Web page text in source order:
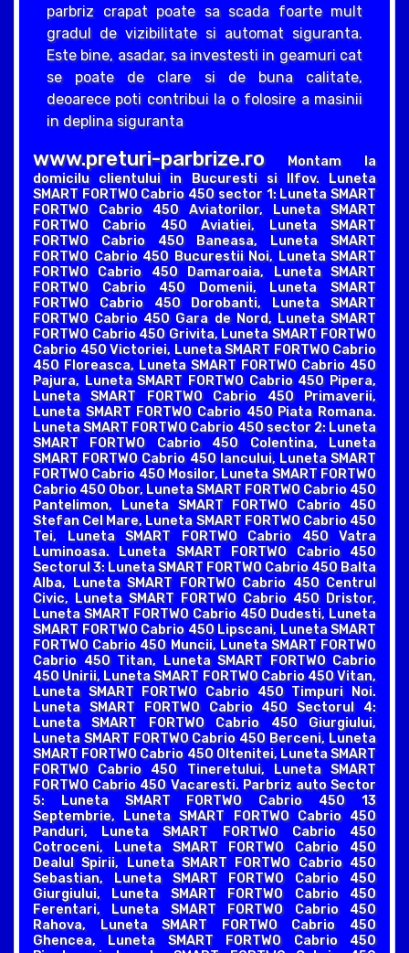
parbriz crapat poate sa scada foarte mult
gradul de vizibilitate si automat siguranta.
Este bine, asadar, sa investesti in geamuri cat
se poate de clare si de buna calitate,
deoarece poti contribui la o folosire a masinii
in deplina siguranta
www.preturi-parbrize.roMontam la
domicilu clientului in Bucuresti si Ilfov. Luneta
SMART FORTWO Cabrio 450 sector 1: Luneta SMART
FORTWO Cabrio 450 Aviatorilor, Luneta SMART
FORTWO Cabrio 450 Aviatiei, Luneta SMART
FORTWO Cabrio 450 Baneasa, Luneta SMART
FORTWO Cabrio 450 Bucurestii Noi, Luneta SMART
FORTWO Cabrio 450 Damaroaia, Luneta SMART
FORTWO Cabrio 450 Domenii, Luneta SMART
FORTWO Cabrio 450 Dorobanti, Luneta SMART
FORTWO Cabrio 450 Gara de Nord, Luneta SMART
FORTWO Cabrio 450 Grivita, Luneta SMART FORTWO
Cabrio 450 Victoriei, Luneta SMART FORTWO Cabrio
450 Floreasca, Luneta SMART FORTWO Cabrio 450
Pajura, Luneta SMART FORTWO Cabrio 450 Pipera,
Luneta SMART FORTWO Cabrio 450 Primaverii,
Luneta SMART FORTWO Cabrio 450 Piata Romana.
Luneta SMART FORTWO Cabrio 450 sector 2: Luneta
SMART FORTWO Cabrio 450 Colentina, Luneta
SMART FORTWO Cabrio 450 Iancului, Luneta SMART
FORTWO Cabrio 450 Mosilor, Luneta SMART FORTWO
Cabrio 450 Obor, Luneta SMART FORTWO Cabrio 450
Pantelimon, Luneta SMART FORTWO Cabrio 450
Stefan Cel Mare, Luneta SMART FORTWO Cabrio 450
Tei, Luneta SMART FORTWO Cabrio 450 Vatra
Luminoasa. Luneta SMART FORTWO Cabrio 450
Sectorul 3: Luneta SMART FORTWO Cabrio 450 Balta
Alba, Luneta SMART FORTWO Cabrio 450 Centrul
Civic, Luneta SMART FORTWO Cabrio 450 Dristor,
Luneta SMART FORTWO Cabrio 450 Dudesti, Luneta
SMART FORTWO Cabrio 450 Lipscani, Luneta SMART
FORTWO Cabrio 450 Muncii, Luneta SMART FORTWO
Cabrio 450 Titan, Luneta SMART FORTWO Cabrio
450 Unirii, Luneta SMART FORTWO Cabrio 450 Vitan,
Luneta SMART FORTWO Cabrio 450 Timpuri Noi.
Luneta SMART FORTWO Cabrio 450 Sectorul 4:
Luneta SMART FORTWO Cabrio 450 Giurgiului,
Luneta SMART FORTWO Cabrio 450 Berceni, Luneta
SMART FORTWO Cabrio 450 Oltenitei, Luneta SMART
FORTWO Cabrio 450 Tineretului, Luneta SMART
FORTWO Cabrio 450 Vacaresti. Parbriz auto Sector
5: Luneta SMART FORTWO Cabrio 450 13
Septembrie, Luneta SMART FORTWO Cabrio 450
Panduri, Luneta SMART FORTWO Cabrio 450
Cotroceni, Luneta SMART FORTWO Cabrio 450
Dealul Spirii, Luneta SMART FORTWO Cabrio 450
Sebastian, Luneta SMART FORTWO Cabrio 450
Giurgiului, Luneta SMART FORTWO Cabrio 450
Ferentari, Luneta SMART FORTWO Cabrio 450
Rahova, Luneta SMART FORTWO Cabrio 450
Ghencea, Luneta SMART FORTWO Cabrio 450